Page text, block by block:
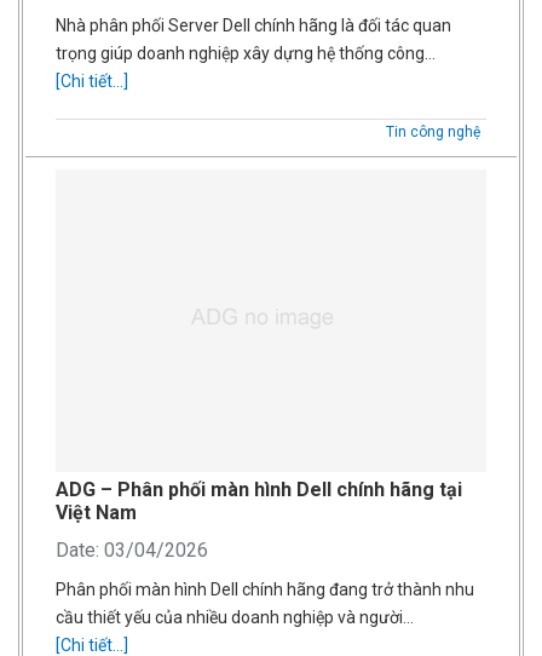
Nhà phân phối Server Dell chính hãng là đối tác quan
trọng giúp doanh nghiệp xây dựng hệ thống công…
[Chi tiết...]
Tin công nghệ
ADG – Phân phối màn hình Dell chính hãng tại
Việt Nam
Date: 03/04/2026
Phân phối màn hình Dell chính hãng đang trở thành nhu
cầu thiết yếu của nhiều doanh nghiệp và người…
[Chi tiết...]